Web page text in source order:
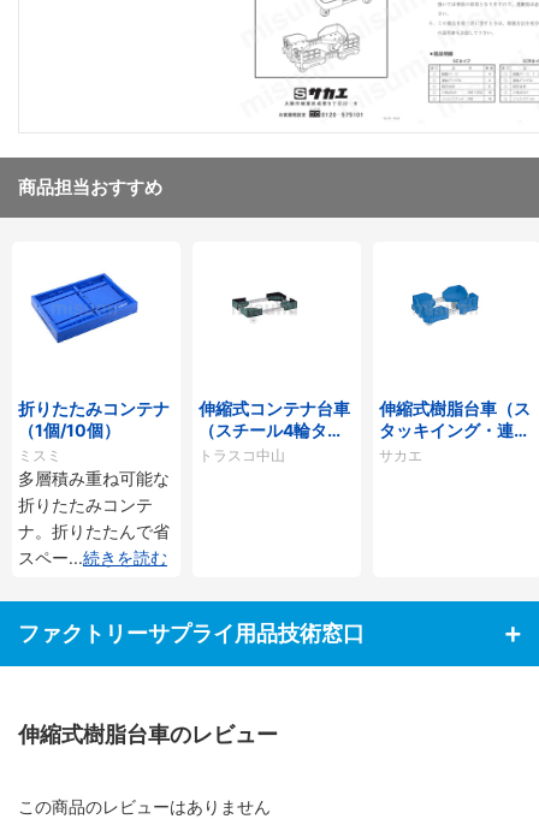
商品担当おすすめ
折りたたみコンテナ
（1個/10個）
ミスミ
多層積み重ね可能な
折りたたみコンテ
ナ。折りたたんで省
スペー...続きを読む
伸縮式コンテナ台車
（スチール4輪タイ
プ）
トラスコ中山
伸縮式樹脂台車（ス
タッキイング・連結
仕様）
サカエ
ファクトリーサプライ用品技術窓口
伸縮式樹脂台車のレビュー
この商品のレビューはありません